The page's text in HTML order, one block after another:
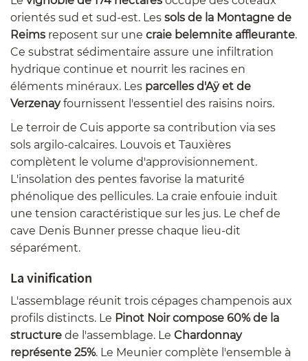
orientés sud et sud-est. Les sols de la Montagne de
Reims reposent sur une craie belemnite affleurante.
Ce substrat sédimentaire assure une infiltration
hydrique continue et nourrit les racines en
éléments minéraux. Les parcelles d'Aÿ et de
Verzenayfournissent l'essentiel des raisins noirs.
Le terroir de Cuis apporte sa contribution via ses
sols argilo-calcaires. Louvois et Tauxières
complètent le volume d'approvisionnement.
L'insolation des pentes favorise la maturité
phénolique des pellicules. La craie enfouie induit
une tension caractéristique sur les jus. Le chef de
cave Denis Bunner presse chaque lieu-dit
séparément.
La vinification
L'assemblage réunit trois cépages champenois aux
profils distincts. Le Pinot Noir compose 60% de la
structure de l'assemblage. Le Chardonnay
représente 25%. Le Meunier complète l'ensemble à